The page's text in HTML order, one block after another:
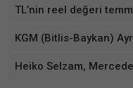
TL’nin reel değeri
KGM (Bitlis-Baykan)
Heiko Selzam,